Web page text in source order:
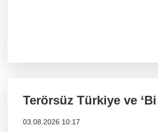
Terörsüz Türkiye ve
03.08.2026 10:17